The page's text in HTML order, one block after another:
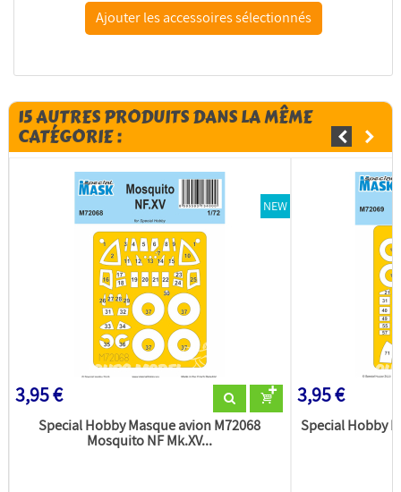
Frrom maquettes avions 0055 Bloch MB 210 Early 1/72
15 AUTRES PRODUITS DANS LA MÊME
CATÉGORIE :
NEW
3,95 €
Special Hobby Masque avion M72068
Mosquito NF Mk.XV...
3,95 €
Special Hobby